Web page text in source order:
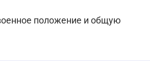
положение и общую